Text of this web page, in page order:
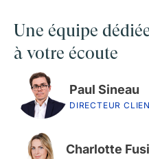
Une équipe
à votre écoute
Paul Sineau
DIRECTEUR
Charlotte